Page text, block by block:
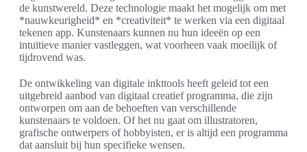
de kunstwereld. Deze technologie maakt het mogelijk om met
*nauwkeurigheid* en *creativiteit* te werken via een digitaal
tekenen app. Kunstenaars kunnen nu hun ideeën op een
intuïtieve manier vastleggen, wat voorheen vaak moeilijk of
tijdrovend was.
De ontwikkeling van digitale inkttools heeft geleid tot een
uitgebreid aanbod van digitaal creatief programma, die zijn
ontworpen om aan de behoeften van verschillende
kunstenaars te voldoen. Of het nu gaat om illustratoren,
grafische ontwerpers of hobbyisten, er is altijd een programma
dat aansluit bij hun specifieke wensen.